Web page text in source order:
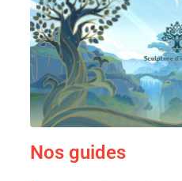
Nos guides